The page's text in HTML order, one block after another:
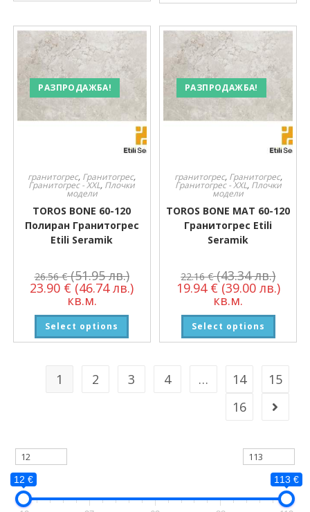
РАЗПРОДАЖБА!
гранитогрес, Гранитогрес,
Гранитогрес - XXL, Плочки
модели
TOROS BONE 60-120
Полиран Гранитогрес
Etili Seramik
26.56€ (51.95 лв.)
23.90 € (46.74 лв.)
кв.м.
Select options
РАЗПРОДАЖБА!
гранитогрес, Гранитогрес,
Гранитогрес - XXL, Плочки
модели
TOROS BONE MAT 60-120
Гранитогрес Etili
Seramik
22.16€ (43.34 лв.)
19.94 € (39.00 лв.)
кв.м.
Select options
1 2 3 4 … 14
15
16
12 € 113 €